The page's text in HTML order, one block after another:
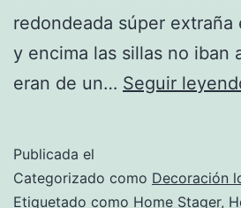
redondeada súper
y encima las sillas no iban
eran de un… Seguir
Publicada el
Categorizado como Decoración
Etiquetado como Home Stager,